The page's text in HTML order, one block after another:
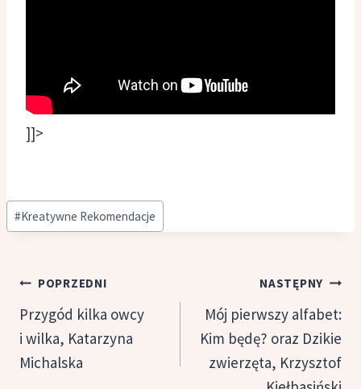
]]>
Tagi
wpisu:
#Kreatywne Rekomendacje
Nawigacja
wpisu
POPRZEDNI
Przygód kilka owcy
i wilka, Katarzyna
Michalska
NASTĘPNY
Mój pierwszy alfabet:
Kim będę? oraz Dzikie
zwierzęta, Krzysztof